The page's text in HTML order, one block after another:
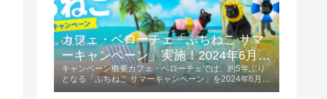
カフェ・ベローチェ「ふちねこ サマ
ーキャンペーン」実施！2024年6月10
日～8月18日
キャンペーン概要カフェ・ベローチェでは、約5年ぶり
となる「ふちねこ サマーキャンペーン」を2024年6月10